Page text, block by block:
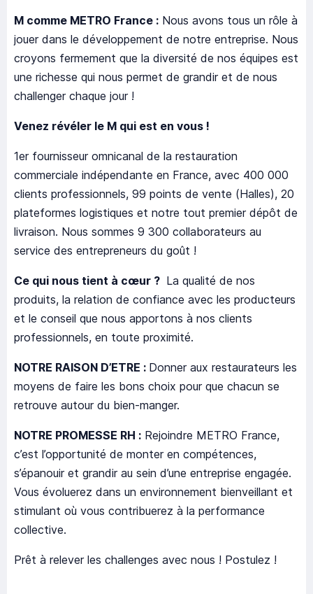
M comme METRO France : Nous avons tous un rôle à
jouer dans le développement de notre entreprise. Nous
croyons fermement que la diversité de nos équipes est
une richesse qui nous permet de grandir et de nous
challenger chaque jour !
Venez révéler le M qui est en vous !
1er fournisseur omnicanal de la restauration
commerciale indépendante en France, avec 400 000
clients professionnels, 99 points de vente (Halles), 20
plateformes logistiques et notre tout premier dépôt de
livraison. Nous sommes 9 300 collaborateurs au
service des entrepreneurs du goût !
Ce qui nous tient à cœur ? La qualité de nos
produits, la relation de confiance avec les producteurs
et le conseil que nous apportons à nos clients
professionnels, en toute proximité.
NOTRE RAISON D’ETRE : Donner aux restaurateurs les
moyens de faire les bons choix pour que chacun se
retrouve autour du bien-manger.
NOTRE PROMESSE RH : Rejoindre METRO France,
c’est l’opportunité de monter en compétences,
s’épanouir et grandir au sein d’une entreprise engagée.
Vous évoluerez dans un environnement bienveillant et
stimulant où vous contribuerez à la performance
collective.
Prêt à relever les challenges avec nous ! Postulez !